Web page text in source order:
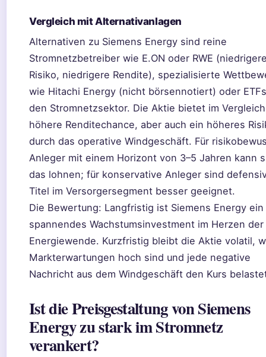
Vergleich mit Alternativanlagen
Alternativen zu Siemens Energy sind reine
Stromnetzbetreiber wie E.ON oder RWE
Risiko, niedrigere Rendite), spezialisierte
wie Hitachi Energy (nicht börsennotiert) oder
den Stromnetzsektor. Die Aktie bietet im
höhere Renditechance, aber auch ein höheres
durch das operative Windgeschäft. Für
Anleger mit einem Horizont von 3–5 Jahren kann
das lohnen; für konservative Anleger sind
Titel im Versorgersegment besser geeignet.
Die Bewertung: Langfristig ist Siemens Energy ein
spannendes Wachstumsinvestment im Herzen der
Energiewende. Kurzfristig bleibt die Aktie volatil,
Markterwartungen hoch sind und jede negative
Nachricht aus dem Windgeschäft den Kurs
Ist die Preisgestaltung von Siemens
Energy zu stark im Stromnetz
verankert?